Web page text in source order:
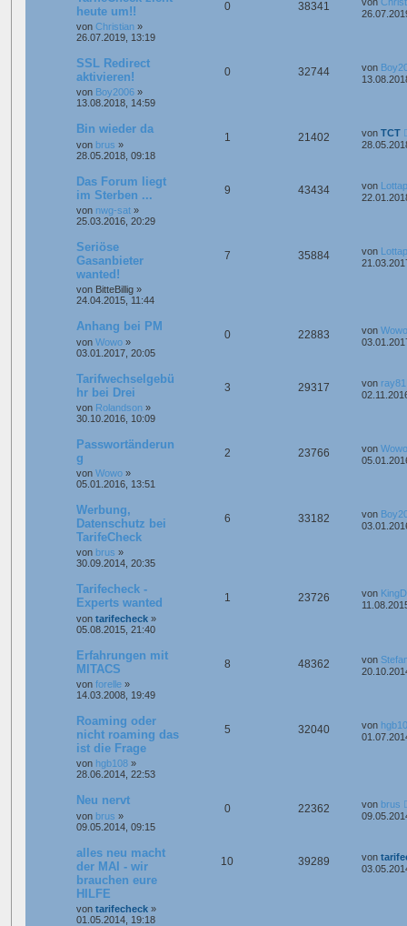
heute um!!
von Christian »
26.07.2019, 13:19
0 38341
SSL Redirect
aktivieren!
von Boy2006 »
13.08.2018, 14:59
0 32744 von
Bin wieder da
von brus »
28.05.2018, 09:18
1 21402 von TCT
Das Forum liegt
im Sterben ...
von nwg-sat »
25.03.2016, 20:29
9 43434 von
Seriöse
Gasanbieter
wanted!
von BitteBillig »
24.04.2015, 11:44
7 35884 von
Anhang bei PM
von Wowo »
03.01.2017, 20:05
0 22883 von Wowo
Tarifwechselgebü
hr bei Drei
von Rolandson »
30.10.2016, 10:09
3 29317 von ray81
Passwortänderun
g
von Wowo »
05.01.2016, 13:51
2 23766 von Wowo
Werbung,
Datenschutz bei
TarifeCheck
von brus »
30.09.2014, 20:35
6 33182 von
Tarifecheck -
Experts wanted
von tarifecheck »
05.08.2015, 21:40
1 23726 von
Erfahrungen mit
MITACS
von forelle »
14.03.2008, 19:49
8 48362 von
Roaming oder
nicht roaming das
ist die Frage
von hgb108 »
28.06.2014, 22:53
5 32040 von
Neu nervt
von brus »
09.05.2014, 09:15
0 22362 von brus
alles neu macht
der MAI - wir
brauchen eure
HILFE
von tarifecheck »
01.05.2014, 19:18
10 39289 von